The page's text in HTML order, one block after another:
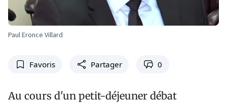
Paul Eronce Villard
Favoris Partager 0
Au cours d'un petit-déjeuner débat